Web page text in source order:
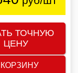
ТОЧНУЮ
ЦЕНУ
КОРЗИНУ